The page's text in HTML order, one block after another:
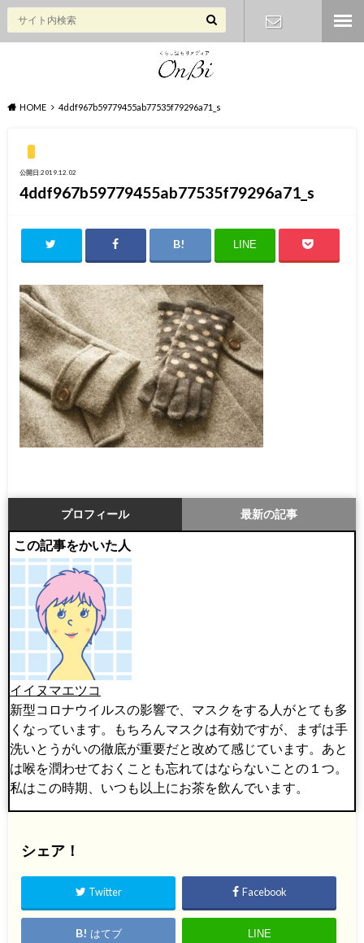
HOME 4ddf967b59779455ab77535f79296a71_s
公開日:2019.12.02
4ddf967b59779455ab77535f79296a71_s
LINE
プロフィール 最新の記事
この記事をかいた人
イイヌマエツコ
新型コロナウイルスの影響で、マスクをする人がとても多
くなっています。もちろんマスクは有効ですが、まずは手
洗いとうがいの徹底が重要だと改めて感じています。あと
は喉を潤わせておくことも忘れてはならないことの１つ。
私はこの時期、いつも以上にお茶を飲んでいます。
シェア！
Twitter Facebook
はてブ LINE